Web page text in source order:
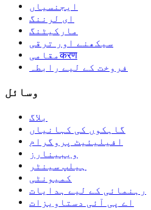
ایجنسیاں
ای لرننگ
مارکیٹنگ
سیکھنے اور ترقی
مقامیकरण
فروخت کے لیے رابطہ
وسائل
بلاگ
گاہکوں کی کہانیاں
افیلیئیٹ پروگرام
ویبینارز
ہیلپ سینٹر
کمیونٹی
رہنمائی کے لیے ہدایات
اے پی آئی دستاویزات